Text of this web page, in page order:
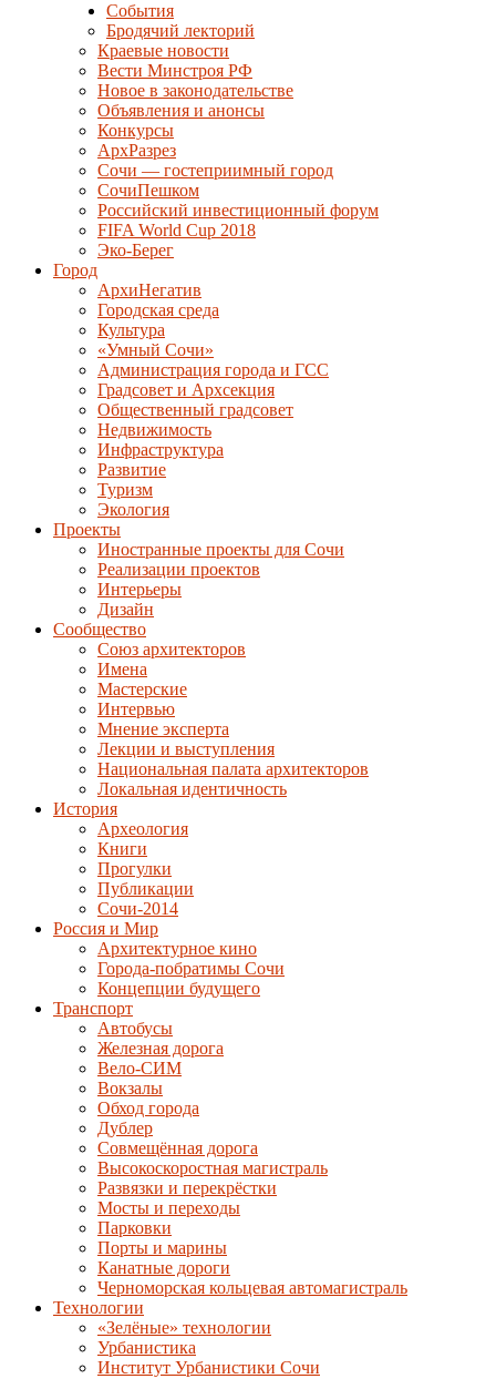
События
Бродячий лекторий
Краевые новости
Вести Минстроя РФ
Новое в законодательстве
Объявления и анонсы
Конкурсы
АрхРазрез
Сочи — гостеприимный город
СочиПешком
Российский инвестиционный форум
FIFA World Cup 2018
Эко-Берег
Город
АрхиНегатив
Городская среда
Культура
«Умный Сочи»
Администрация города и ГСС
Градсовет и Архсекция
Общественный градсовет
Недвижимость
Инфраструктура
Развитие
Туризм
Экология
Проекты
Иностранные проекты для Сочи
Реализации проектов
Интерьеры
Дизайн
Сообщество
Союз архитекторов
Имена
Мастерские
Интервью
Мнение эксперта
Лекции и выступления
Национальная палата архитекторов
Локальная идентичность
История
Археология
Книги
Прогулки
Публикации
Сочи-2014
Россия и Мир
Архитектурное кино
Города-побратимы Сочи
Концепции будущего
Транспорт
Автобусы
Железная дорога
Вело-СИМ
Вокзалы
Обход города
Дублер
Совмещённая дорога
Высокоскоростная магистраль
Развязки и перекрёстки
Мосты и переходы
Парковки
Порты и марины
Канатные дороги
Черноморская кольцевая автомагистраль
Технологии
«Зелёные» технологии
Урбанистика
Институт Урбанистики Сочи